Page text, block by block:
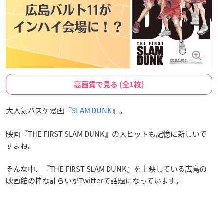
高画質で見る (全1枚)
大人気バスケ漫画『SLAM DUNK』。
映画『THE FIRST SLAM DUNK』の大ヒットも記憶に新しいで
すよね。
そんな中、『THE FIRST SLAM DUNK』を上映している広島の
映画館の粋な計らいがTwitterで話題になっています。